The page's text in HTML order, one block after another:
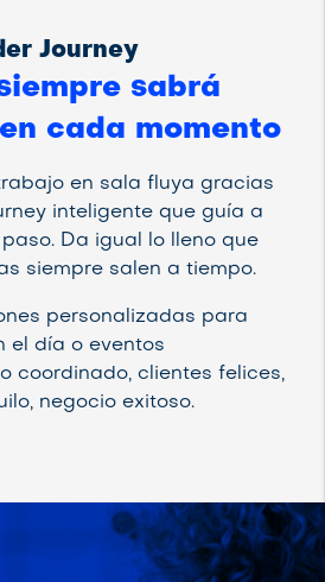
Journey
sabrá
cada momento
en sala fluya gracias
inteligente que guía a
Da igual lo lleno que
siempre salen a tiempo.
personalizadas para
el día o eventos
coordinado, clientes felices,
negocio exitoso.